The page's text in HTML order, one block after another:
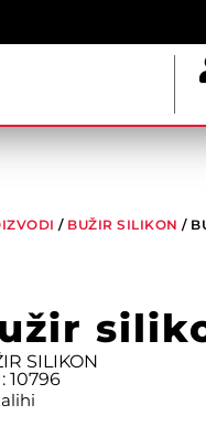
/ BUŽIR SILIKON /
SILIKON
10796